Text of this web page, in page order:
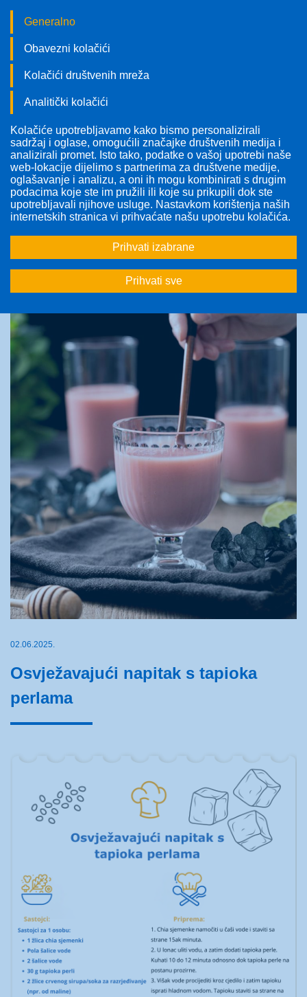
Pratite nas!
02.06.2025.
Osvježavajući napitak s tapioka
perlama
Generalno
Obavezni kolačići
Kolačići društvenih mreža
Analitički kolačići
Kolačiće upotrebljavamo kako bismo personalizirali
sadržaj i oglase, omogućili značajke društvenih medija i
analizirali promet. Isto tako, podatke o vašoj upotrebi naše
web-lokacije dijelimo s partnerima za društvene medije,
oglašavanje i analizu, a oni ih mogu kombinirati s drugim
podacima koje ste im pružili ili koje su prikupili dok ste
upotrebljavali njihove usluge. Nastavkom korištenja naših
internetskih stranica vi prihvaćate našu upotrebu kolačića.
Prihvati izabrane
Prihvati sve